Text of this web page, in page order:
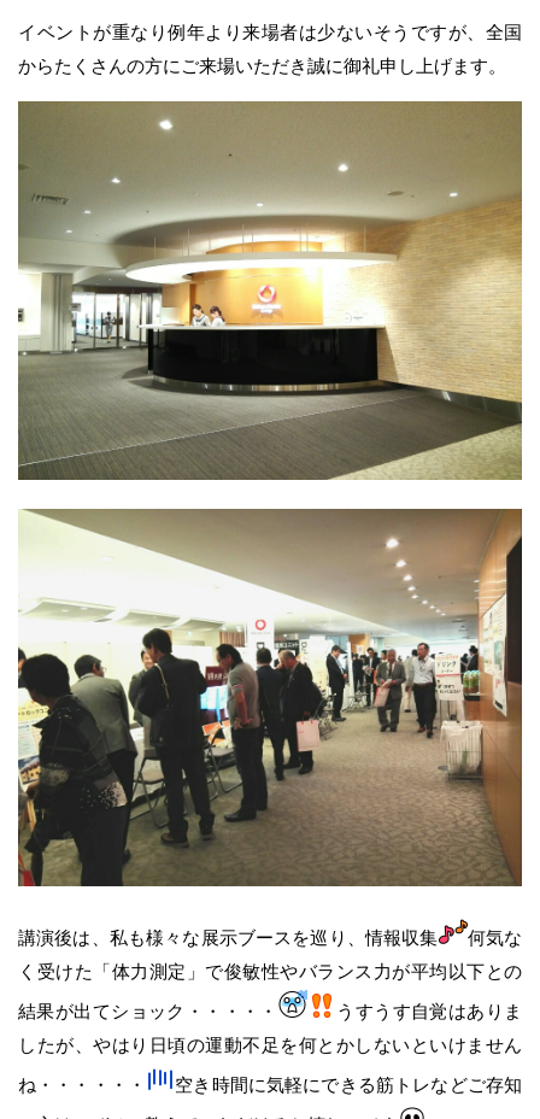
イベントが重なり例年より来場者は少ないそうですが、全国
からたくさんの方にご来場いただき誠に御礼申し上げます。
講演後は、私も様々な展示ブースを巡り、情報収集
何気な
く受けた「体力測定」で俊敏性やバランス力が平均以下との
結果が出てショック・・・・・
うすうす自覚はありま
したが、やはり日頃の運動不足を何とかしないといけません
ね・・・・・・
空き時間に気軽にできる筋トレなどご存知